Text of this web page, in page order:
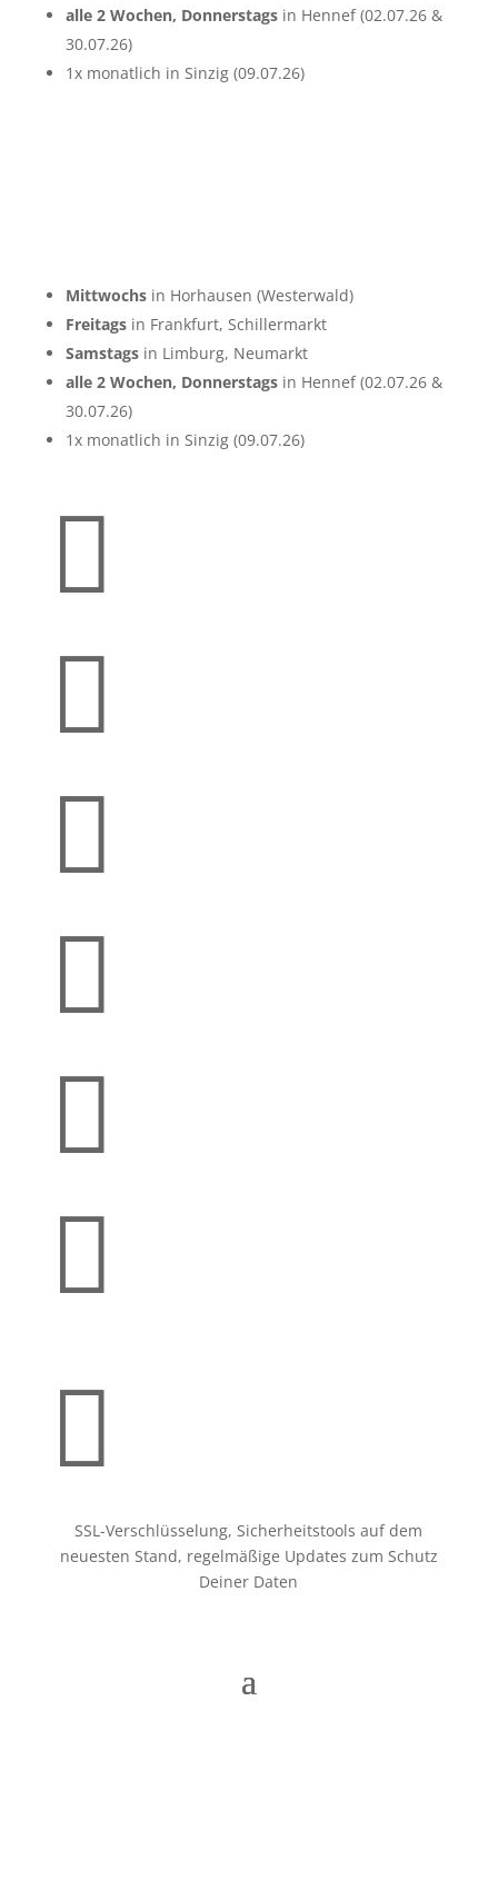
alle 2 Wochen, Donnerstagsin Hennef (02.07.26 &
30.07.26)
1x monatlich in Sinzig (09.07.26)
Mittwochsin Horhausen (Westerwald)
Freitagsin Frankfurt, Schillermarkt
Samstagsin Limburg, Neumarkt
alle 2 Wochen, Donnerstagsin Hennef (02.07.26 &
30.07.26)
1x monatlich in Sinzig (09.07.26)







SSL-Verschlüsselung, Sicherheitstools auf dem
neuesten Stand, regelmäßige Updates zum Schutz
Deiner Daten